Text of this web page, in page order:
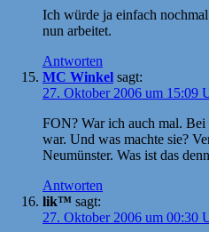
Ich würde ja einfach
nun arbeitet.
Antworten
MC Winkel sagt:
27. Oktober 2006 um 15:09
FON? War ich auch mal.
war. Und was machte sie?
Neumünster. Was ist das
Antworten
lik™ sagt:
27. Oktober 2006 um 00:30